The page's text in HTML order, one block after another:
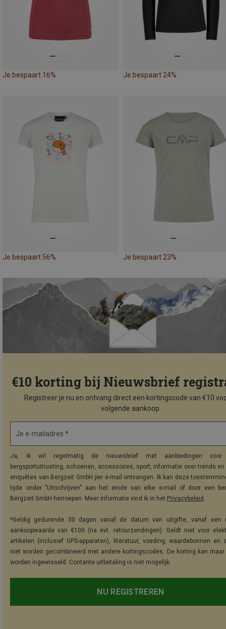
Je bespaart 16% Je bespaart 24%
Je bespaart 56% Je bespaart 23%
€10 korting bij Nieuwsbrief
Registreer je nu en ontvang direct een kortingscode van €10
volgende aankoop.
Je e-mailadres *
Ja, ik wil regelmatig de nieuwsbrief met aanbiedingen voor
bergsportuitrusting, schoenen, accessoires, sport, informatie over trends
enquêtes van Bergzeit GmbH per e-mail ontvangen. Ik kan deze
tijde onder "Uitschrijven" aan het einde van elke e-mail of door een
Bergzeit GmbH herroepen. Meer informatie vind ik in het Privacybeleid .
*Geldig gedurende 30 dagen vanaf de datum van uitgifte, vanaf een
aankoopwaarde van €100 (na evt. retourzendingen). Geldt niet voor
artikelen (inclusief GPS-apparaten), literatuur, voeding, waardebonnen en
niet worden gecombineerd met andere kortingscodes. De korting kan maar
worden ingewisseld. Contante uitbetaling is niet mogelijk.
NU REGISTREREN